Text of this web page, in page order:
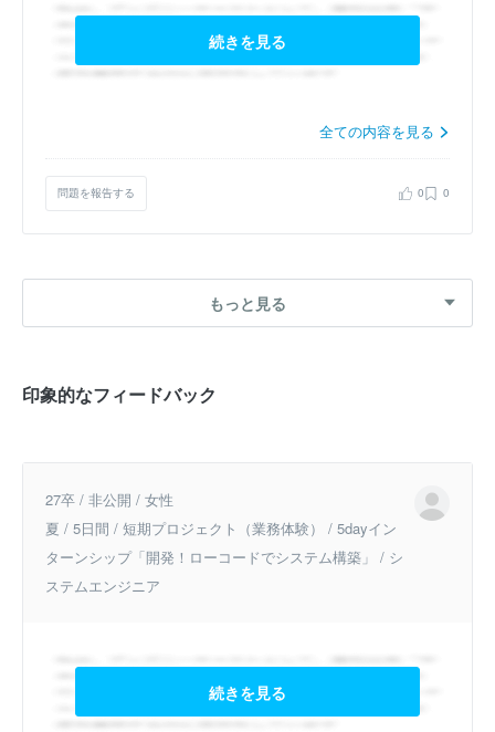
続きを見る
全ての内容を見る
問題を報告する 0 0
もっと見る
印象的なフィードバック
27卒 / 非公開 / 女性
夏 / 5日間 / 短期プロジェクト（業務体験） / 5dayイン
ターンシップ「開発！ローコードでシステム構築」 / シ
ステムエンジニア
続きを見る